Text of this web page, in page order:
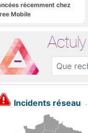
récemment chez
Mobile
Actuly
Incidents réseau